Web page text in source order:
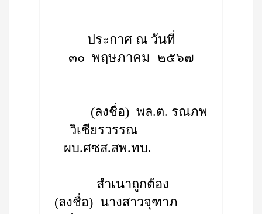
ประกาศ ณ วันที่
๓๐ พฤษภาคม ๒๕๖๗
(ลงชื่อ) พล.ต. รณภพ
วิเชียรวรรณ
ผบ.ศซส.สพ.ทบ.
สำเนาถูกต้อง
(ลงชื่อ) นางสาวจุฑาภ